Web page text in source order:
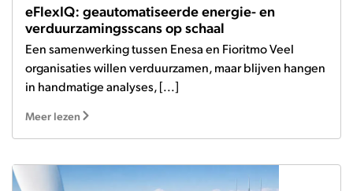
eFlexIQ: geautomatiseerde energie- en
verduurzamingsscans op schaal
Een samenwerking tussen Enesa en Fioritmo Veel
organisaties willen verduurzamen, maar blijven hangen
in handmatige analyses, [...]
Meer lezen